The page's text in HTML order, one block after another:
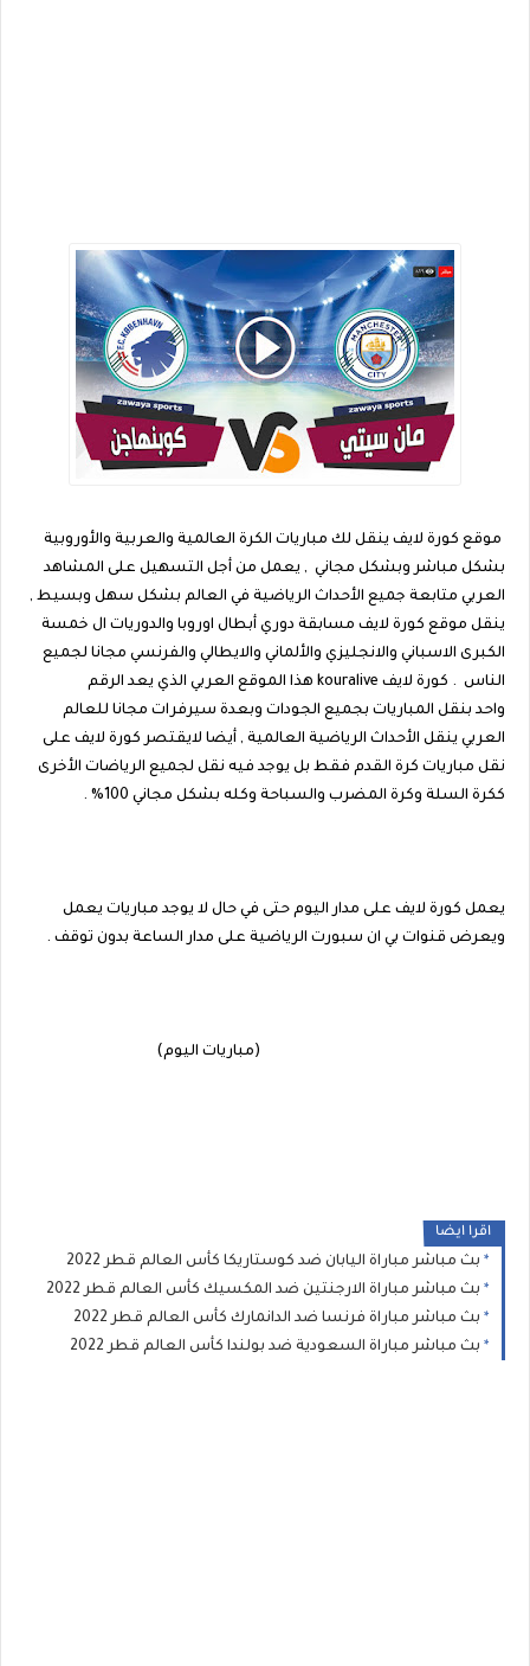
موقع كورة لايف ينقل لك مباريات الكرة العالمية والعربية والأوروبية
بشكل مباشر وبشكل مجاني , يعمل من أجل التسهيل على المشاهد
العربي متابعة جميع الأحداث الرياضية في العالم بشكل سهل وبسيط ,
ينقل موقع كورة لايف مسابقة دوري أبطال اوروبا والدوريات ال خمسة
الكبرى الاسباني والانجليزي والألماني والايطالي والفرنسي مجانا لجميع
الناس . كورة لايف kouralive هذا الموقع العربي الذي يعد الرقم
واحد بنقل المباريات بجميع الجودات وبعدة سيرفرات مجانا للعالم
العربي ينقل الأحداث الرياضية العالمية , أيضا لايقتصر كورة لايف على
نقل مباريات كرة القدم فقط بل يوجد فيه نقل لجميع الرياضات الأخرى
ككرة السلة وكرة المضرب والسباحة وكله بشكل مجاني 100% .
يعمل كورة لايف على مدار اليوم حتى في حال لا يوجد مباريات يعمل
ويعرض قنوات بي ان سبورت الرياضية على مدار الساعة بدون توقف .
(مباريات اليوم)
اقرا ايضا
بث مباشر مباراة اليابان ضد كوستاريكا كأس العالم قطر 2022
بث مباشر مباراة الارجنتين ضد المكسيك كأس العالم قطر 2022
بث مباشر مباراة فرنسا ضد الدانمارك كأس العالم قطر 2022
بث مباشر مباراة السعودية ضد بولندا كأس العالم قطر 2022